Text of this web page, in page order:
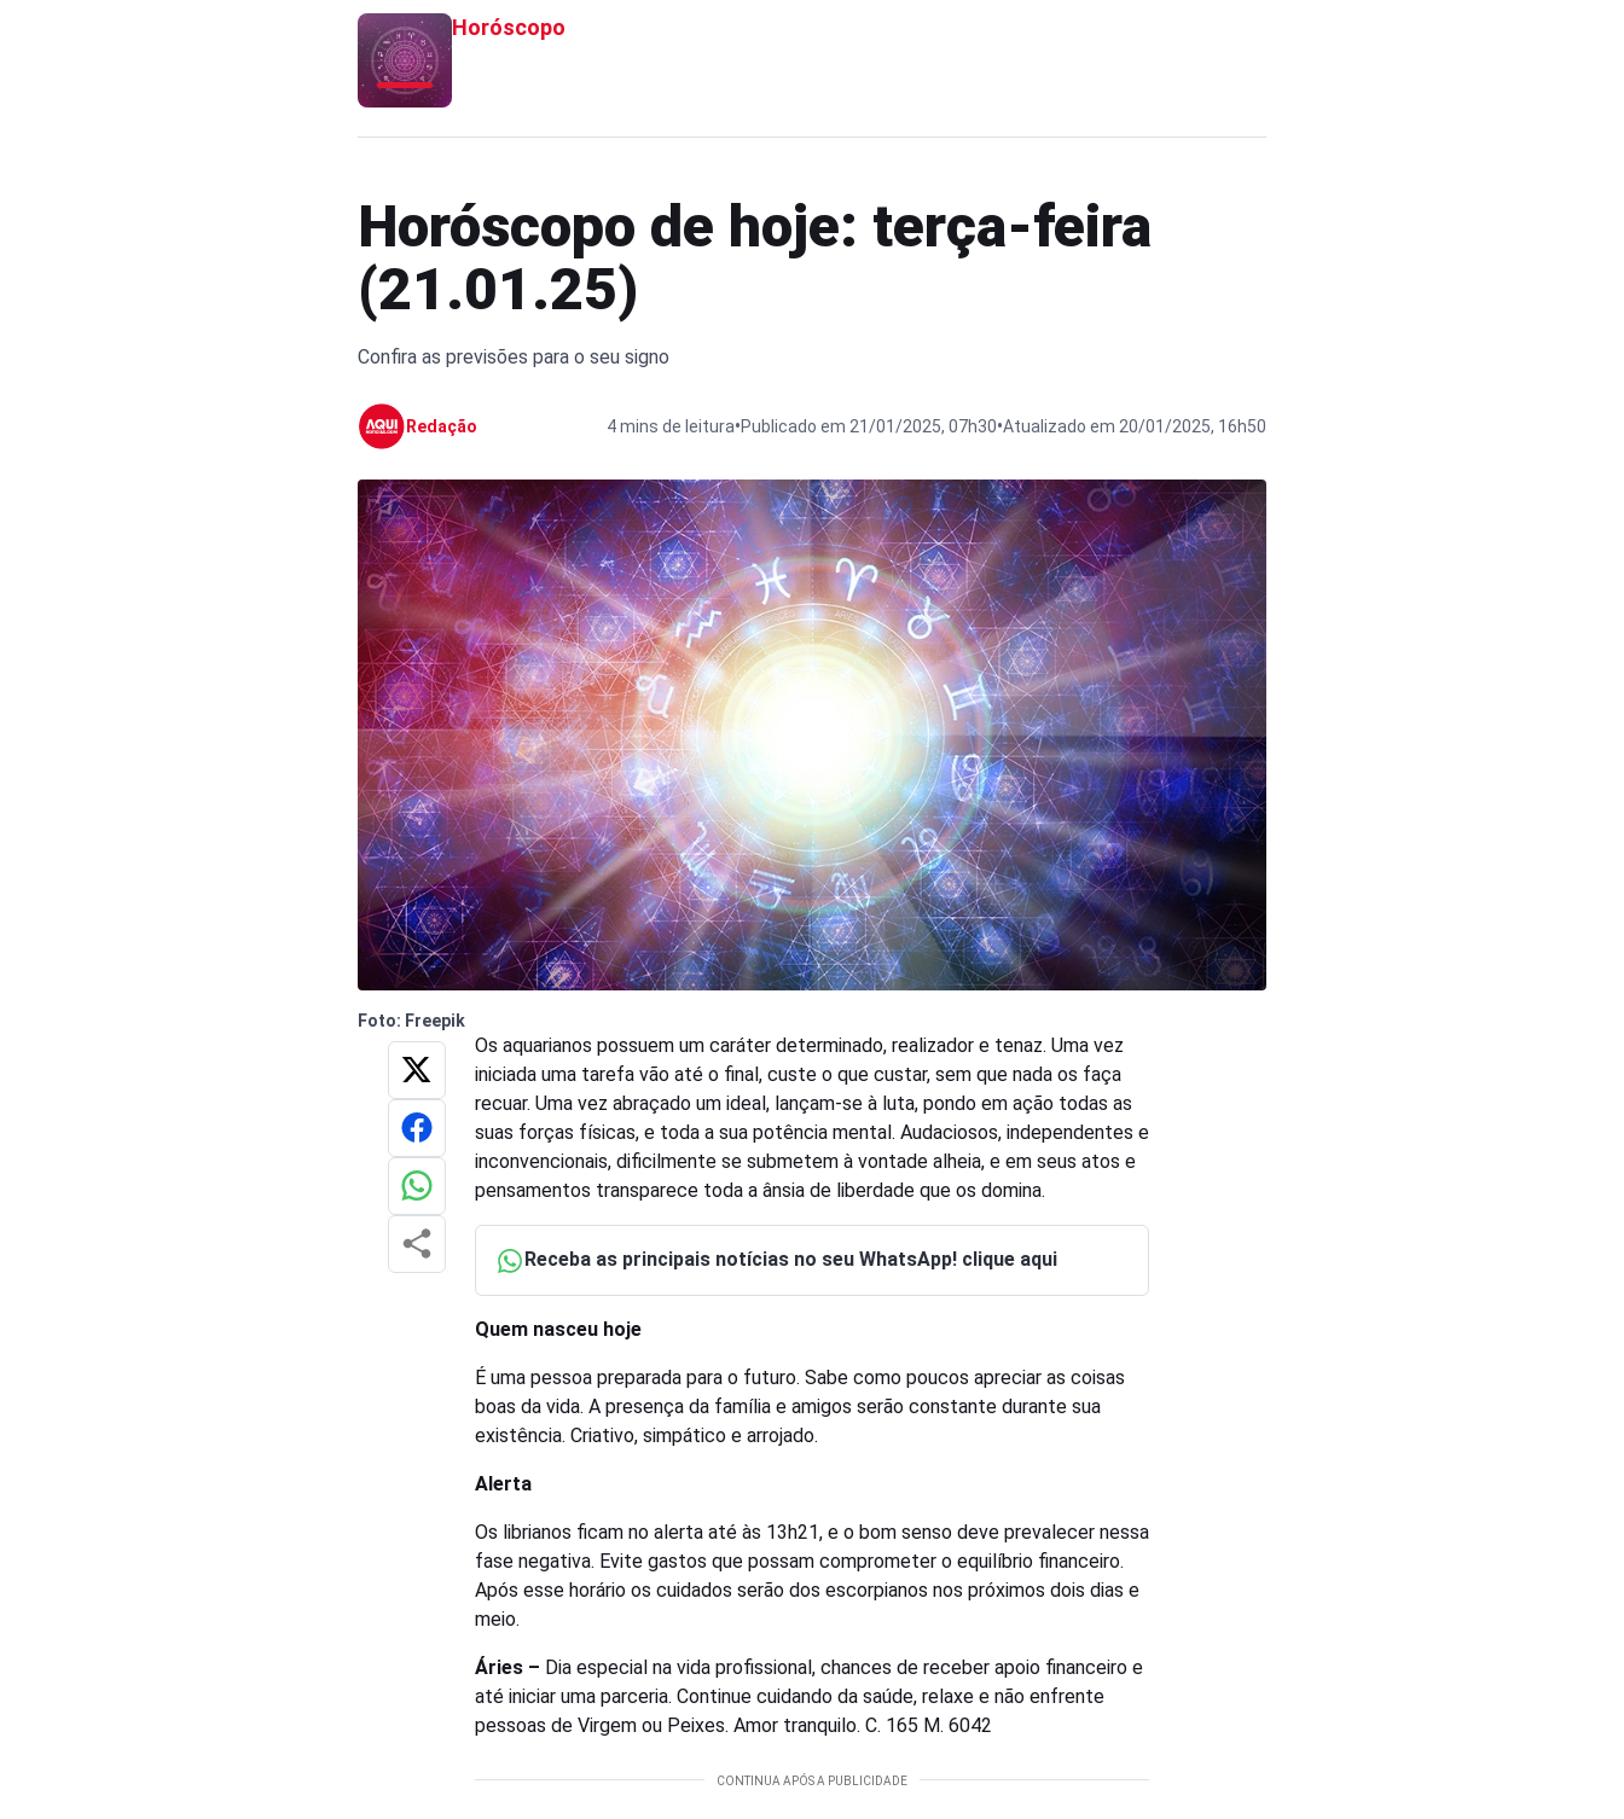
Horóscopo
Horóscopo de hoje: terça-feira
(21.01.25)
Confira as previsões para o seu signo
Redação 4 mins de leitura•Publicado em 21/01/2025, 07h30•Atualizado em 20/01/2025, 16h50
Foto: Freepik
Os aquarianos possuem um caráter determinado, realizador e tenaz. Uma vez
iniciada uma tarefa vão até o final, custe o que custar, sem que nada os faça
recuar. Uma vez abraçado um ideal, lançam-se à luta, pondo em ação todas as
suas forças físicas, e toda a sua potência mental. Audaciosos, independentes e
inconvencionais, dificilmente se submetem à vontade alheia, e em seus atos e
pensamentos transparece toda a ânsia de liberdade que os domina.
Receba as principais notícias no seu WhatsApp! clique aqui
Quem nasceu hoje
É uma pessoa preparada para o futuro. Sabe como poucos apreciar as coisas
boas da vida. A presença da família e amigos serão constante durante sua
existência. Criativo, simpático e arrojado.
Alerta
Os librianos ficam no alerta até às 13h21, e o bom senso deve prevalecer nessa
fase negativa. Evite gastos que possam comprometer o equilíbrio financeiro.
Após esse horário os cuidados serão dos escorpianos nos próximos dois dias e
meio.
Áries – Dia especial na vida profissional, chances de receber apoio financeiro e
até iniciar uma parceria. Continue cuidando da saúde, relaxe e não enfrente
pessoas de Virgem ou Peixes. Amor tranquilo. C. 165 M. 6042